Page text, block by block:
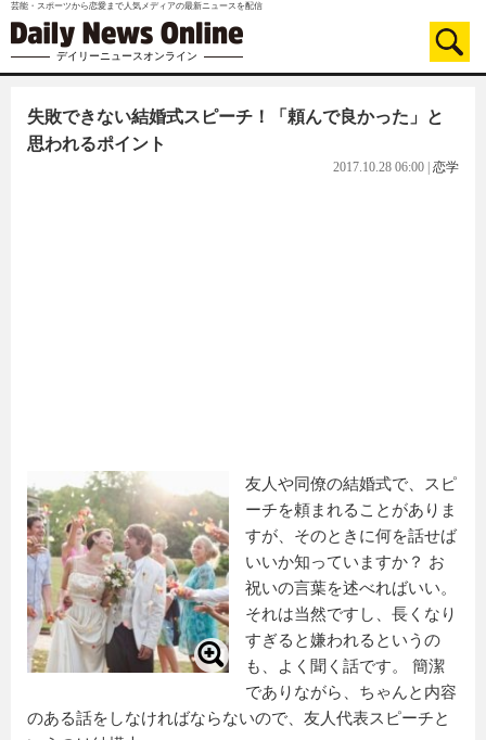
芸能・スポーツから恋愛まで人気メディアの最新ニュースを配信
デイリーニュースオンライン
失敗できない結婚式スピーチ！「頼んで良かった」と
思われるポイント
2017.10.28 06:00 恋学
友人や同僚の結婚式で、スピ
ーチを頼まれることがありま
すが、そのときに何を話せば
いいか知っていますか？ お
祝いの言葉を述べればいい。
それは当然ですし、長くなり
すぎると嫌われるというの
も、よく聞く話です。 簡潔
でありながら、ちゃんと内容
のある話をしなければならないので、友人代表スピーチと